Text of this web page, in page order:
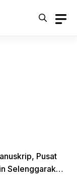
Pusat
Selenggarakan